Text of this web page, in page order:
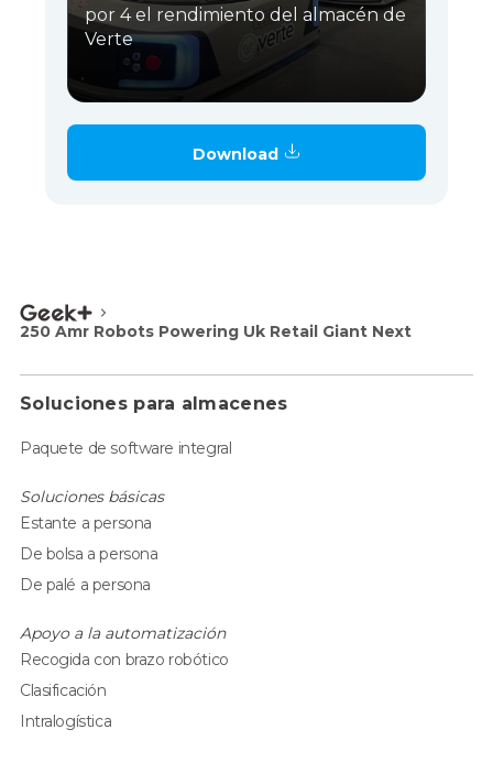
por 4 el rendimiento del almacén de
Verte
Download
250 Amr Robots Powering Uk Retail Giant Next
Soluciones para almacenes
Paquete de software integral
Soluciones básicas
Estante a persona
De bolsa a persona
De palé a persona
Apoyo a la automatización
Recogida con brazo robótico
Clasificación
Intralogística